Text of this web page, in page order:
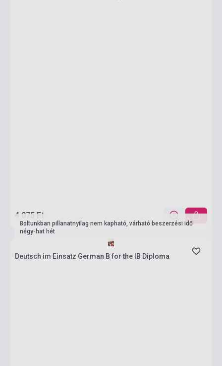
4 075 Ft
Boltunkban pillanatnyilag nem kapható, várható beszerzési idő
négy-hat hét
Deutsch im Einsatz German B for the IB Diploma